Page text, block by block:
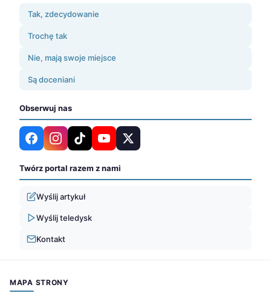
Tak, zdecydowanie
Trochę tak
Nie, mają swoje miejsce
Są doceniani
Obserwuj nas
Twórz portal razem z nami
Wyślij artykuł
Wyślij teledysk
Kontakt
MAPA STRONY